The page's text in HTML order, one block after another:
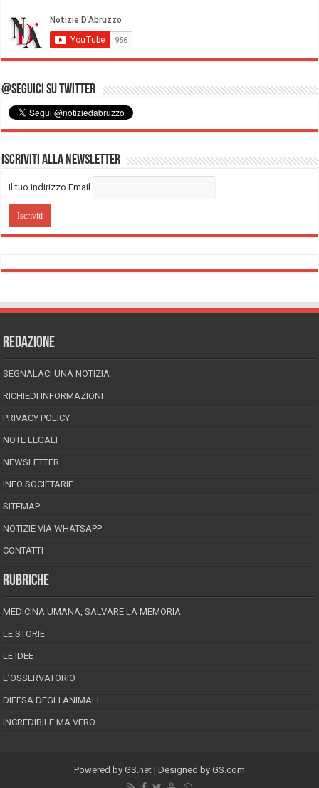
@Seguici su Twitter
Iscriviti alla Newsletter
Il tuo indirizzo Email
REDAZIONE
SEGNALACI UNA NOTIZIA
RICHIEDI INFORMAZIONI
PRIVACY POLICY
NOTE LEGALI
NEWSLETTER
INFO SOCIETARIE
SITEMAP
NOTIZIE VIA WHATSAPP
CONTATTI
RUBRICHE
MEDICINA UMANA, SALVARE LA MEMORIA
LE STORIE
LE IDEE
L’OSSERVATORIO
DIFESA DEGLI ANIMALI
INCREDIBILE MA VERO
Powered by GS.net | Designed by GS.com